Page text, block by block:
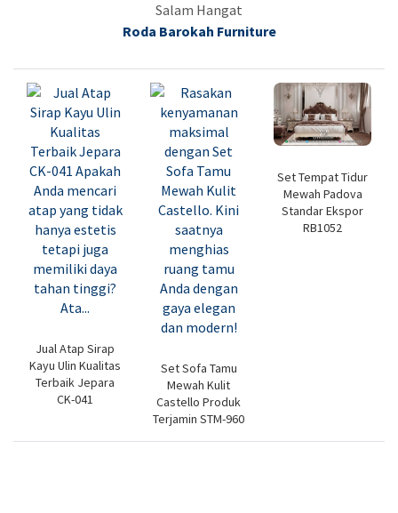
Salam Hangat
Roda Barokah Furniture
Jual Atap Sirap
Kayu Ulin Kualitas
Terbaik Jepara
CK-041
Set Sofa Tamu
Mewah Kulit
Castello Produk
Terjamin STM-960
Set Tempat Tidur
Mewah Padova
Standar Ekspor
RB1052